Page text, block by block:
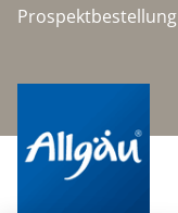
Prospektbestellung